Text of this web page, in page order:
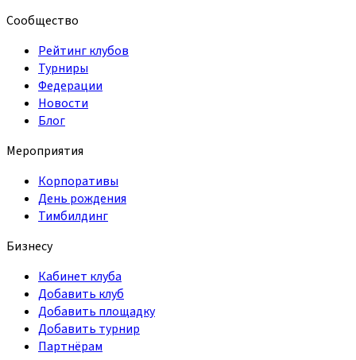
Сообщество
Рейтинг клубов
Турниры
Федерации
Новости
Блог
Мероприятия
Корпоративы
День рождения
Тимбилдинг
Бизнесу
Кабинет клуба
Добавить клуб
Добавить площадку
Добавить турнир
Партнёрам